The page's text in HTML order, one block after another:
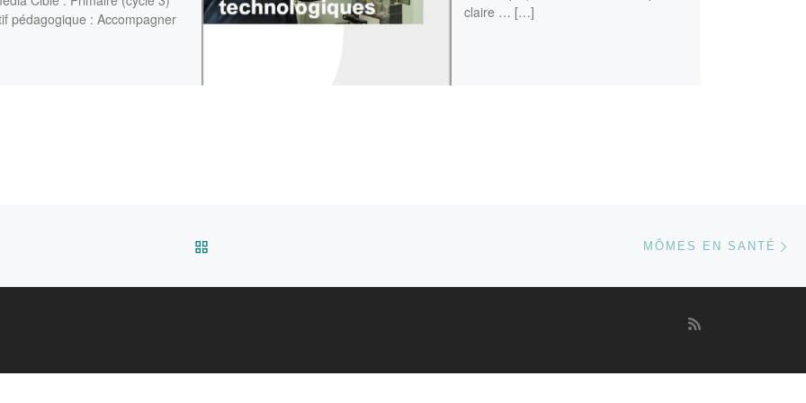
pédagogique : Accompagner
claire … […]
MÔMES EN SANTÉ